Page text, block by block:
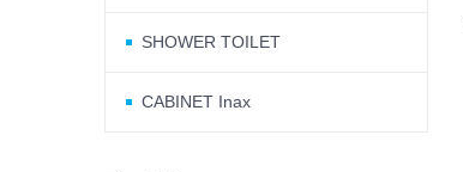
SHOWER TOILET
CABINET Inax